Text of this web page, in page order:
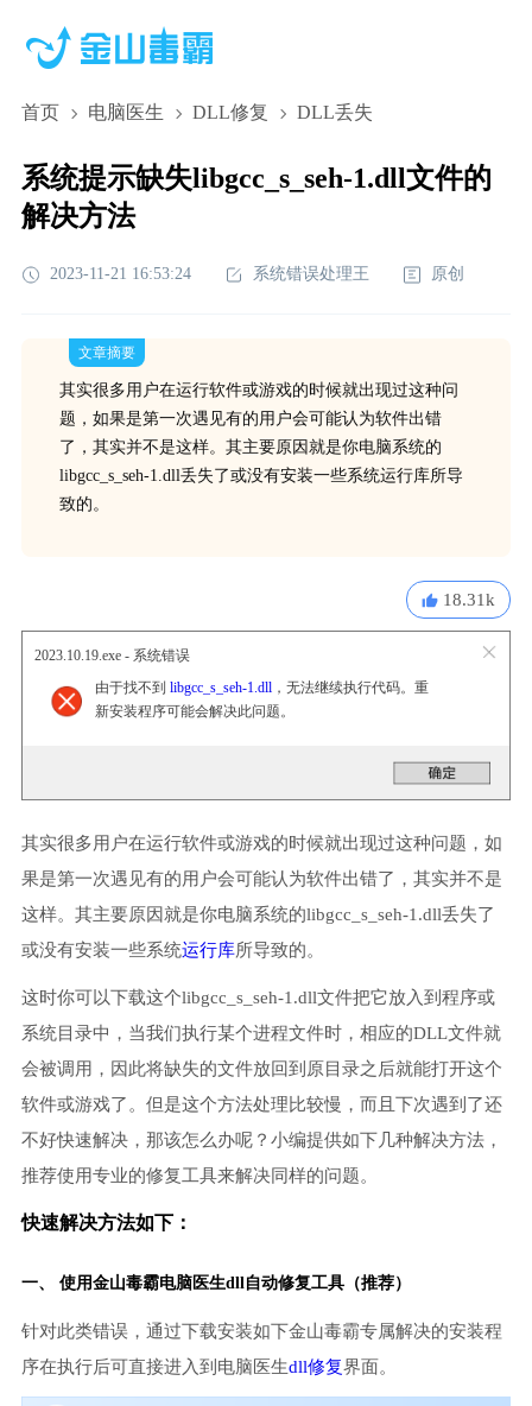
首页 电脑医生 DLL修复 DLL丢失
系统提示缺失libgcc_s_seh-1.dll文件的
解决方法
2023-11-21 16:53:24 系统错误处理王 原创
文章摘要
其实很多用户在运行软件或游戏的时候就出现过这种问
题，如果是第一次遇见有的用户会可能认为软件出错
了，其实并不是这样。其主要原因就是你电脑系统的
libgcc_s_seh-1.dll丢失了或没有安装一些系统运行库所导
致的。
18.31k
2023.10.19.exe - 系统错误
由于找不到 libgcc_s_seh-1.dll，无法继续执行代码。重
新安装程序可能会解决此问题。
其实很多用户在运行软件或游戏的时候就出现过这种问题，如
果是第一次遇见有的用户会可能认为软件出错了，其实并不是
这样。其主要原因就是你电脑系统的libgcc_s_seh-1.dll丢失了
或没有安装一些系统运行库所导致的。
这时你可以下载这个libgcc_s_seh-1.dll文件把它放入到程序或
系统目录中，当我们执行某个进程文件时，相应的DLL文件就
会被调用，因此将缺失的文件放回到原目录之后就能打开这个
软件或游戏了。但是这个方法处理比较慢，而且下次遇到了还
不好快速解决，那该怎么办呢？小编提供如下几种解决方法，
推荐使用专业的修复工具来解决同样的问题。
快速解决方法如下：
一、 使用金山毒霸电脑医生dll自动修复工具（推荐）
针对此类错误，通过下载安装如下金山毒霸专属解决的安装程
序在执行后可直接进入到电脑医生dll修复界面。